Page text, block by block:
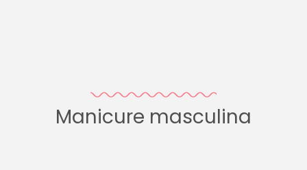
Manicure masculina